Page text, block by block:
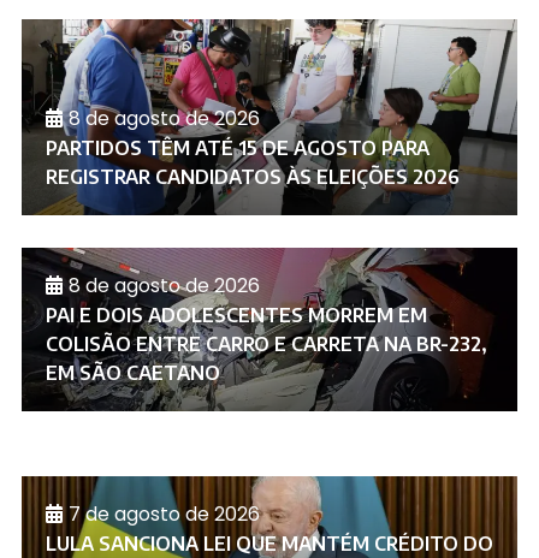
8 de agosto de 2026
PARTIDOS TÊM ATÉ 15 DE AGOSTO PARA
REGISTRAR CANDIDATOS ÀS ELEIÇÕES 2026
8 de agosto de 2026
PAI E DOIS ADOLESCENTES MORREM EM
COLISÃO ENTRE CARRO E CARRETA NA BR-232,
EM SÃO CAETANO
7 de agosto de 2026
LULA SANCIONA LEI QUE MANTÉM CRÉDITO DO